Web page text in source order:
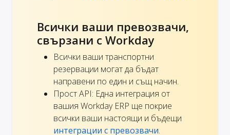
Всички ваши превозвачи,
свързани с Workday
Всички ваши транспортни
резервации могат да бъдат
направени по един и същ начин.
Прост API: Една интеграция от
вашия Workday ERP ще покрие
всички ваши настоящи и бъдещи
интеграции с превозвачи.